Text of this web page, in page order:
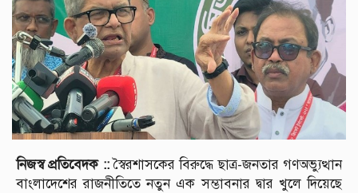
নিজস্ব প্রতিবেদক ::স্বৈরশাসকের বিরুদ্ধে ছাত্র-জনতার গণঅভ্যুত্থান
বাংলাদেশের রাজনীতিতে নতুন এক সম্ভাবনার দ্বার খুলে দিয়েছে